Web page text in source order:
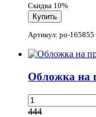
Скидка 10%
Артикул: po-165855
Обложка на
444